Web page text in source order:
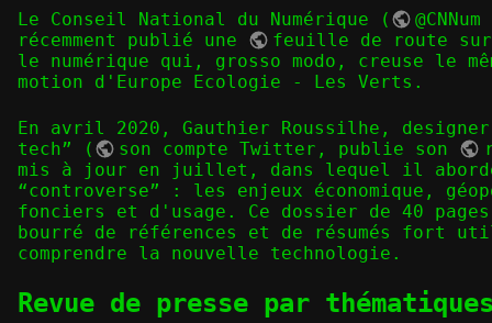
Le Conseil National du Numérique ( @CNNum
récemment publié une
feuille de route
le numérique qui, grosso modo, creuse le
motion d'Europe Ecologie - Les Verts.
En avril 2020, Gauthier Roussilhe,
tech” (
son compte Twitter , publie son
mis à jour en juillet, dans lequel il
“controverse” : les enjeux économique,
fonciers et d'usage. Ce dossier de 40
bourré de références et de résumés fort
comprendre la nouvelle technologie.
Revue de presse par